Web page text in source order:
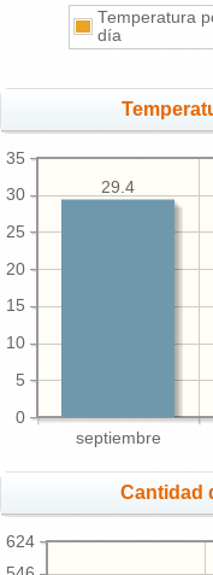
Temperatura
día
septiembre
0
5
10
15
20
25
30
35
29.4
Cantidad
624